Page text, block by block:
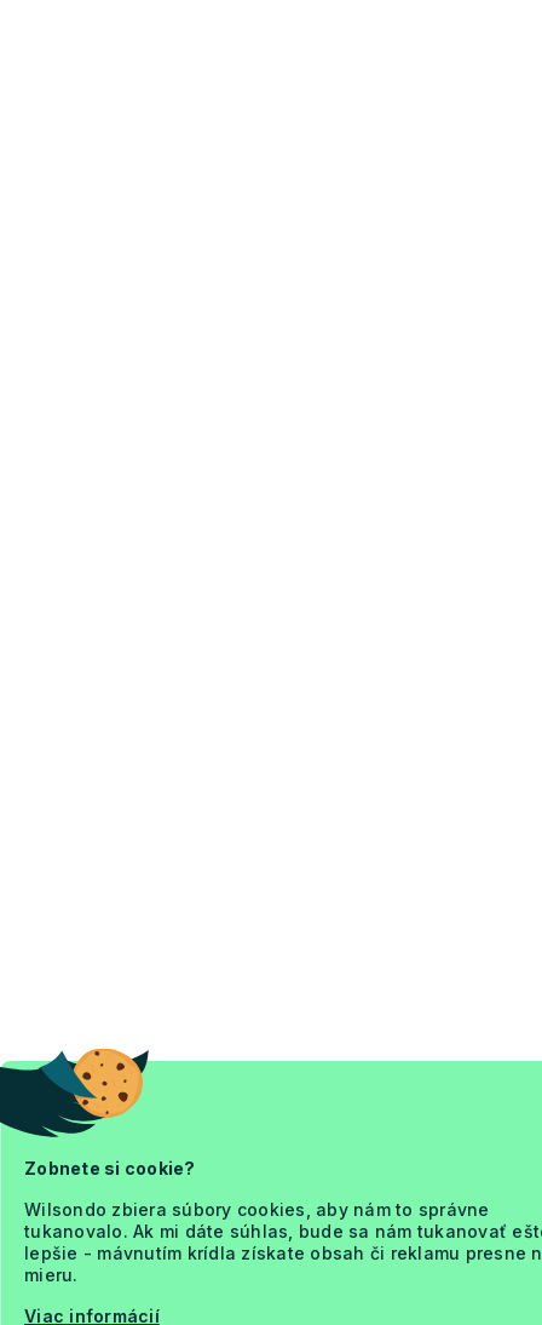
Zobnete si cookie?
Wilsondo zbiera súbory cookies, aby nám to správne
tukanovalo. Ak mi dáte súhlas, bude sa nám tukanovať
lepšie - mávnutím krídla získate obsah či reklamu presne
mieru.
Viac informácií